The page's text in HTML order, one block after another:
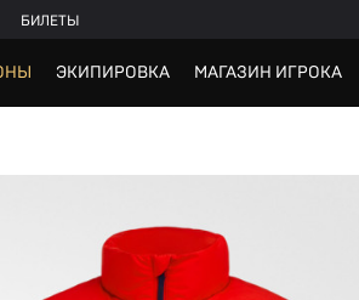
БИЛЕТЫ
ЭКИПИРОВКА МАГАЗИН ИГРОКА